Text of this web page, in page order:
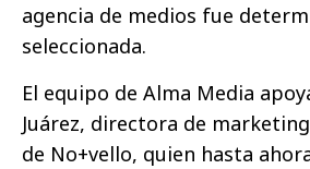
agencia de medios fue
seleccionada.
El equipo de Alma Media
Juárez, directora de
de No+vello, quien hasta